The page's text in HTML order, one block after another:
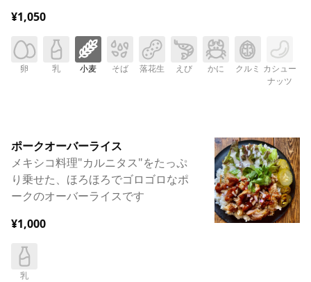
¥1,050
卵 乳 小麦 そば 落花生 えび かに クルミ カシュー
ナッツ
ポークオーバーライス
メキシコ料理"カルニタス"をたっぷ
り乗せた、ほろほろでゴロゴロなポ
ークのオーバーライスです
¥1,000
乳